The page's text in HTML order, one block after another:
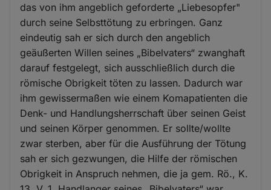
das von ihm angeblich geforderte „Liebesopfer"
durch seine Selbsttötung zu erbringen. Ganz
eindeutig sah er sich durch den angeblich
geäußerten Willen seines „Bibelvaters“ zwanghaft
darauf festgelegt, sich ausschließlich durch die
römische Obrigkeit töten zu lassen. Dadurch war
ihm gewissermaßen wie einem Komapatienten die
Denk- und Handlungsherrschaft über seinen Geist
und seinen Körper genommen. Er sollte/wollte
zwar sterben, aber für die Ausführung der Tötung
sah er sich gezwungen, die Hilfe der römischen
Obrigkeit in Anspruch nehmen, die ja gem. Rö., K.